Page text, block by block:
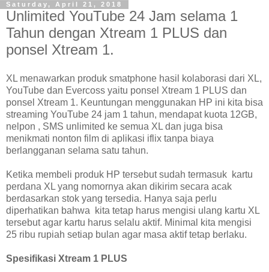
Saturday, April 21, 2018
Unlimited YouTube 24 Jam selama 1
Tahun dengan Xtream 1 PLUS dan
ponsel Xtream 1.
XL menawarkan produk smatphone hasil kolaborasi dari XL,
YouTube dan Evercoss yaitu ponsel Xtream 1 PLUS dan
ponsel Xtream 1. Keuntungan menggunakan HP ini kita bisa
streaming YouTube 24 jam 1 tahun, mendapat kuota 12GB,
nelpon , SMS unlimited ke semua XL dan juga bisa
menikmati nonton film di aplikasi iflix tanpa biaya
berlangganan selama satu tahun.
Ketika membeli produk HP tersebut sudah termasuk kartu
perdana XL yang nomornya akan dikirim secara acak
berdasarkan stok yang tersedia. Hanya saja perlu
diperhatikan bahwa kita tetap harus mengisi ulang kartu XL
tersebut agar kartu harus selalu aktif. Minimal kita mengisi
25 ribu rupiah setiap bulan agar masa aktif tetap berlaku.
Spesifikasi Xtream 1 PLUS